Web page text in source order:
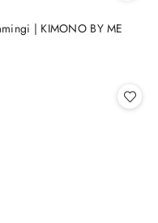
| KIMONO BY ME